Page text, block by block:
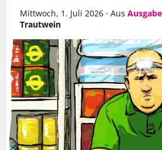
Mittwoch, 1. Juli 2026 · Aus
Trautwein